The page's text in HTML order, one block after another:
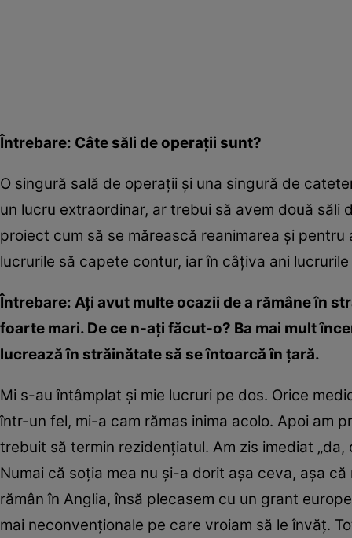
Întrebare: Câte săli de operaţii sunt?
O singură sală de operaţii şi una singură de
un lucru extraordinar, ar trebui să avem două săli
proiect cum să se mărească reanimarea şi
lucrurile să capete contur, iar în câţiva ani
Întrebare: Aţi avut multe ocazii de a rămâne în
foarte mari. De ce n-aţi făcut-o? Ba mai mult
lucrează în străinătate să se întoarcă în ţară.
Mi s-au întâmplat şi mie lucruri pe dos. Orice
într-un fel, mi-a cam rămas inima acolo. Apoi am
trebuit să termin rezidenţiatul. Am zis imediat
Numai că soţia mea nu şi-a dorit aşa ceva, aşa
rămân în Anglia, însă plecasem cu un grant
mai neconvenţionale pe care vroiam să le învăţ.